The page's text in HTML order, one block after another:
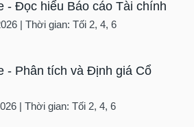
- Đọc hiểu Báo cáo Tài chính
| Thời gian: Tối 2, 4, 6
- Phân tích và Định giá Cổ
| Thời gian: Tối 2, 4, 6